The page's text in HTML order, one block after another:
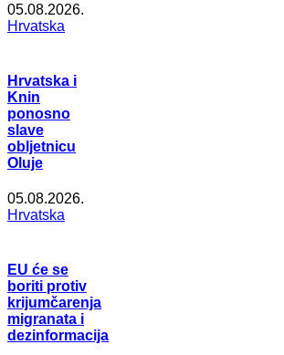
05.08.2026.
Hrvatska
Hrvatska i
Knin
ponosno
slave
obljetnicu
Oluje
05.08.2026.
Hrvatska
EU će se
boriti protiv
krijumčarenja
migranata i
dezinformacija